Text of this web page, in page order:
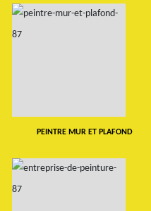
PEINTRE MUR ET PLAFOND